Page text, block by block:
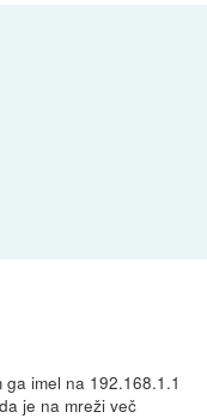
imel na 192.168.1.1
je na mreži več